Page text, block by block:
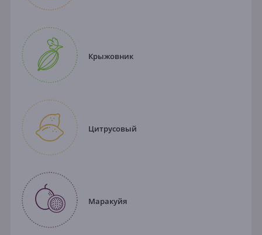
Крыжовник
Цитрусовый
Маракуйя